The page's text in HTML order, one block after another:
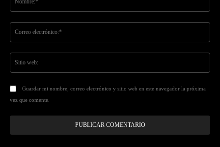
Guardar mi nombre, correo electrónico y sitio web en este navegador la próxima
vez que comente.